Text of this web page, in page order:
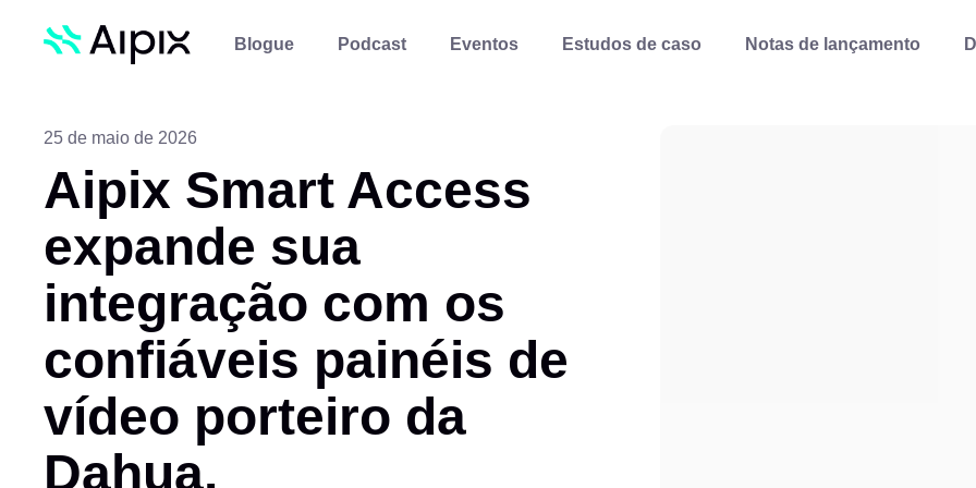
Blogue Podcast Eventos Estudos de caso Notas de lançamento
25 de maio de 2026
Aipix Smart Access
expande sua
integração com os
confiáveis painéis de
vídeo porteiro da
Dahua.